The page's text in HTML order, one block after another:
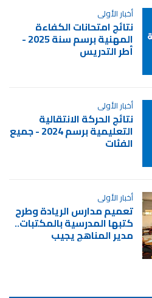
أخبار الأولى
نتائج امتحانات الكفاءة
المهنية برسم سنة 2025 -
أطر التدريس
أخبار الأولى
نتائج الحركة الانتقالية
التعليمية برسم 2024 - جميع
الفئات
أخبار الأولى
تعميم مدارس الريادة وطرح
كتبها المدرسية بالمكتبات..
مدير المناهج يجيب